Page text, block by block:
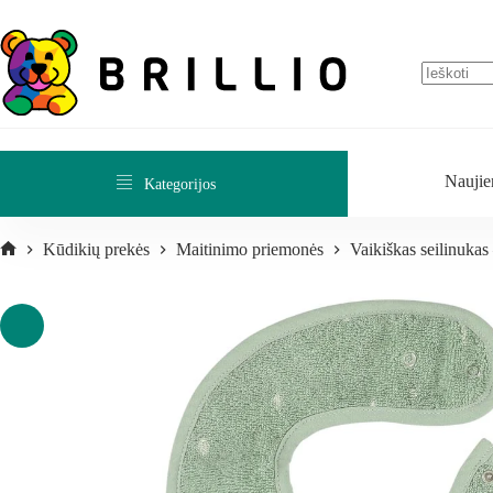
Kategorijos
Kūdikių prekės Maitinimo priemonės Vaikiškas